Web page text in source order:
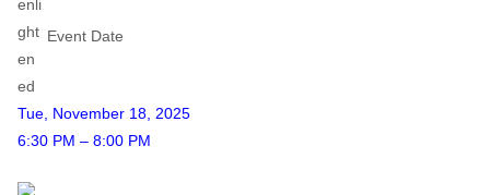
Event Date
Tue, November 18, 2025
6:30 PM – 8:00 PM